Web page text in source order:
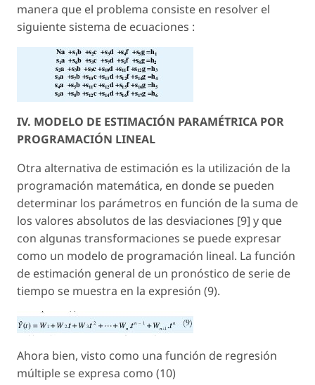
manera que el problema consiste en resolver el
siguiente sistema de ecuaciones :
IV. MODELO DE ESTIMACIÓN PARAMÉTRICA POR
PROGRAMACIÓN LINEAL
Otra alternativa de estimación es la utilización de la
programación matemática, en donde se pueden
determinar los parámetros en función de la suma de
los valores absolutos de las desviaciones [9] y que
con algunas transformaciones se puede expresar
como un modelo de programación lineal. La función
de estimación general de un pronóstico de serie de
tiempo se muestra en la expresión (9).
Ahora bien, visto como una función de regresión
múltiple se expresa como (10)